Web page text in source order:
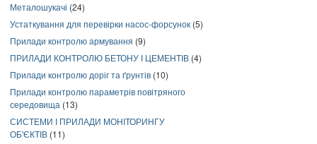
Металошукачі (24)
Устаткування для перевірки насос-форсунок (5)
Прилади контролю армування (9)
ПРИЛАДИ КОНТРОЛЮ БЕТОНУ І ЦЕМЕНТІВ (4)
Прилади контролю доріг та ґрунтів (10)
Прилади контролю параметрів повітряного
середовища (13)
СИСТЕМИ І ПРИЛАДИ МОНІТОРИНГУ
ОБ'ЄКТІВ (11)